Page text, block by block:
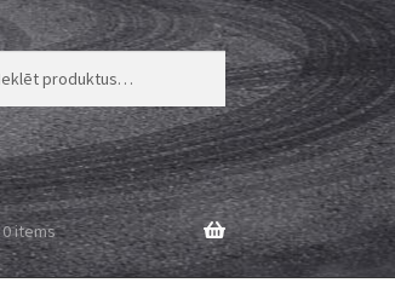
0 items